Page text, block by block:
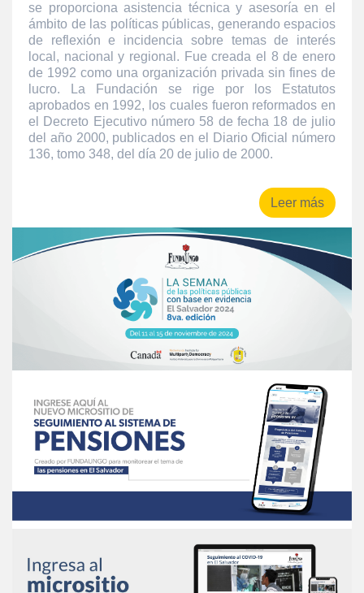
se proporciona asistencia técnica y asesoría en el
ámbito de las políticas públicas, generando espacios
de reflexión e incidencia sobre temas de interés
local, nacional y regional. Fue creada el 8 de enero
de 1992 como una organización privada sin fines de
lucro. La Fundación se rige por los Estatutos
aprobados en 1992, los cuales fueron reformados en
el Decreto Ejecutivo número 58 de fecha 18 de julio
del año 2000, publicados en el Diario Oficial número
136, tomo 348, del día 20 de julio de 2000.
Leer más